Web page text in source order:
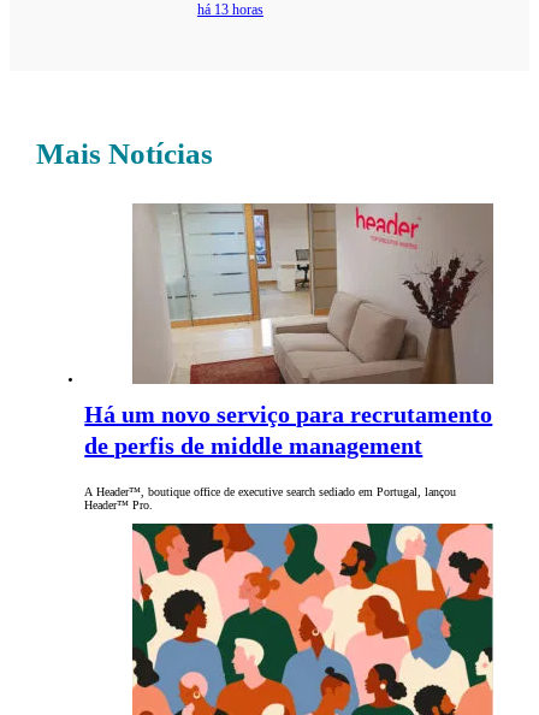
há 13 horas
Mais Notícias
Há um novo serviço para recrutamento
de perfis de middle management
A Header™, boutique office de executive search sediado em Portugal, lançou
Header™ Pro.